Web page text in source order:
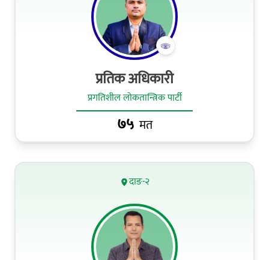
प्रतिक अधिकारी
प्रगतिशील लोकतान्त्रिक पार्टी
७५ मत
दाङ-२